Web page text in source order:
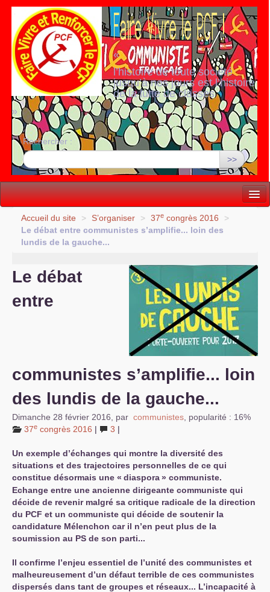
«
l’histoire de toute société
jusqu’à nos jours est l’histoire
de la lutte de classes
»
Rechercher :
>>
Vie politique
Lutter, Unir...
Accueil du site > S’organiser > 37e congrès 2016
>
Le débat entre communistes s’amplifie... loin des
lundis de la gauche...
Le débat
entre
communistes s’amplifie... loin
des lundis de la gauche...
Dimanche 28 février 2016 par communistes popularité : 16%
37e congrès 2016 | 3 |
Un exemple d’échanges qui montre la diversité des
situations et des trajectoires personnelles de ce qui
constitue désormais une « diaspora» communiste.
Echange entre une ancienne dirigeante communiste qui
décide de revenir malgré sa critique radicale de la direction
du PCF et un communiste qui décide de soutenir la
candidature Mélenchon car il n’en peut plus de la
soumission au PS de son parti...
Il confirme l’enjeu essentiel de l’unité des communistes et
malheureusement d’un défaut terrible de ces communistes
dispersés dans tant de groupes et réseaux... L’incapacité à